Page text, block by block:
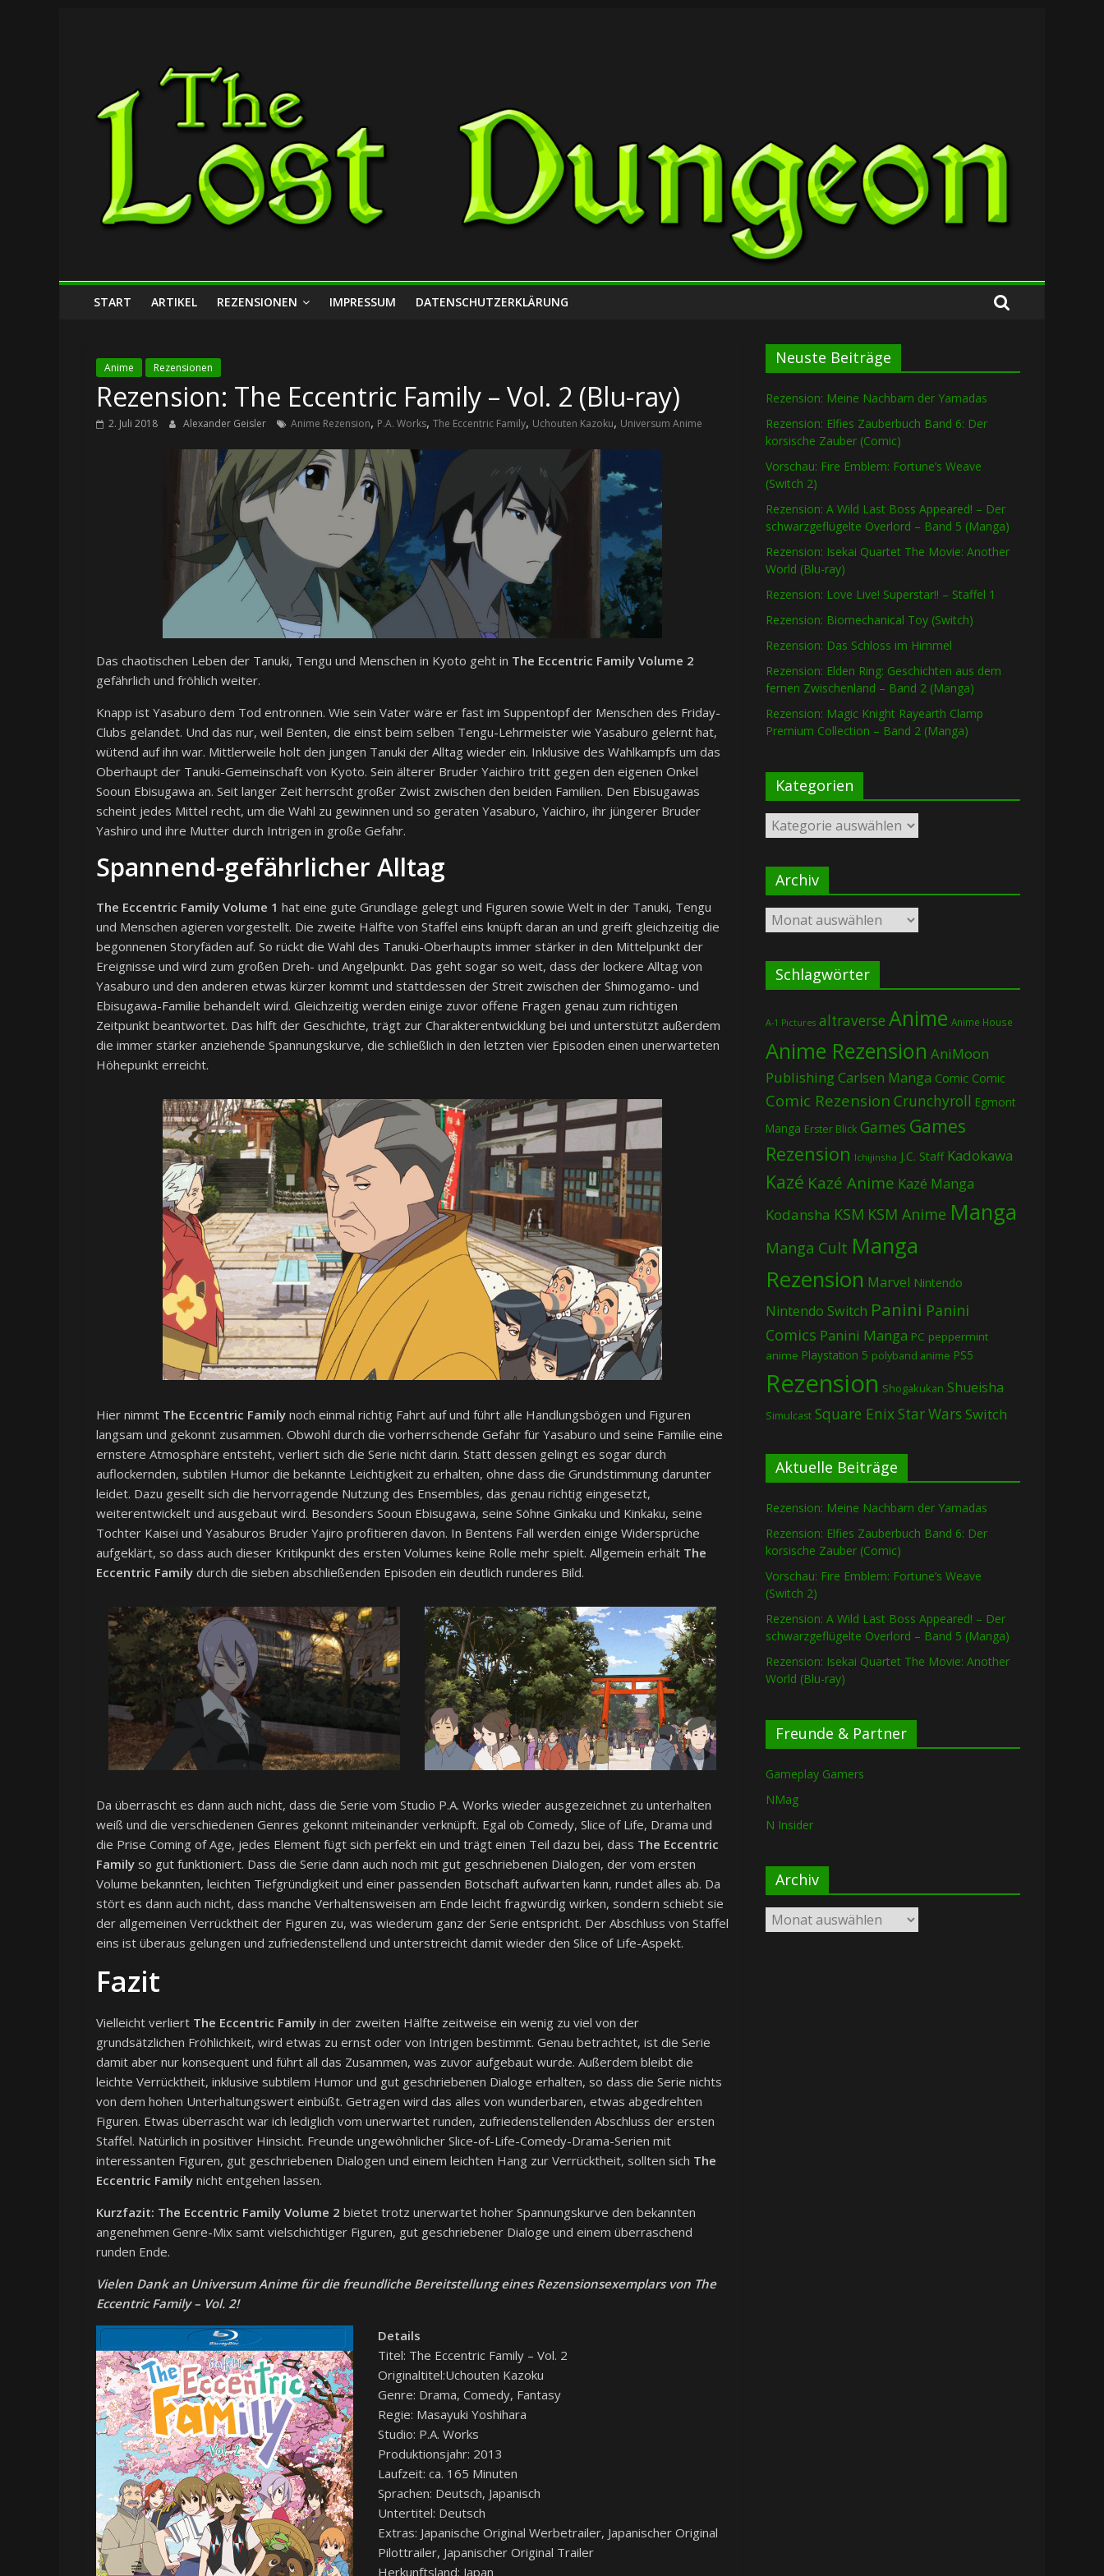
Lost
Dungeon
START ARTIKEL REZENSIONEN IMPRESSUM DATENSCHUTZERKLÄRUNG
Anime Rezensionen
Rezension: The Eccentric Family – Vol. 2 (Blu-ray)
2. Juli 2018 Alexander Geisler Anime Rezension, P.A. Works, The Eccentric Family, Uchouten Kazoku, Universum Anime
Das chaotischen Leben der Tanuki, Tengu und Menschen in Kyoto geht in The Eccentric Family Volume 2
gefährlich und fröhlich weiter.
Knapp ist Yasaburo dem Tod entronnen. Wie sein Vater wäre er fast im Suppentopf der Menschen des Friday-
Clubs gelandet. Und das nur, weil Benten, die einst beim selben Tengu-Lehrmeister wie Yasaburo gelernt hat,
wütend auf ihn war. Mittlerweile holt den jungen Tanuki der Alltag wieder ein. Inklusive des Wahlkampfs um das
Oberhaupt der Tanuki-Gemeinschaft von Kyoto. Sein älterer Bruder Yaichiro tritt gegen den eigenen Onkel
Sooun Ebisugawa an. Seit langer Zeit herrscht großer Zwist zwischen den beiden Familien. Den Ebisugawas
scheint jedes Mittel recht, um die Wahl zu gewinnen und so geraten Yasaburo, Yaichiro, ihr jüngerer Bruder
Yashiro und ihre Mutter durch Intrigen in große Gefahr.
Spannend-gefährlicher Alltag
The Eccentric Family Volume 1 hat eine gute Grundlage gelegt und Figuren sowie Welt in der Tanuki, Tengu
und Menschen agieren vorgestellt. Die zweite Hälfte von Staffel eins knüpft daran an und greift gleichzeitig die
begonnenen Storyfäden auf. So rückt die Wahl des Tanuki-Oberhaupts immer stärker in den Mittelpunkt der
Ereignisse und wird zum großen Dreh- und Angelpunkt. Das geht sogar so weit, dass der lockere Alltag von
Yasaburo und den anderen etwas kürzer kommt und stattdessen der Streit zwischen der Shimogamo- und
Ebisugawa-Familie behandelt wird. Gleichzeitig werden einige zuvor offene Fragen genau zum richtigen
Zeitpunkt beantwortet. Das hilft der Geschichte, trägt zur Charakterentwicklung bei und unterstützt außerdem
die immer stärker anziehende Spannungskurve, die schließlich in den letzten vier Episoden einen unerwarteten
Höhepunkt erreicht.
Hier nimmt The Eccentric Family noch einmal richtig Fahrt auf und führt alle Handlungsbögen und Figuren
langsam und gekonnt zusammen. Obwohl durch die vorherrschende Gefahr für Yasaburo und seine Familie eine
ernstere Atmosphäre entsteht, verliert sich die Serie nicht darin. Statt dessen gelingt es sogar durch
auflockernden, subtilen Humor die bekannte Leichtigkeit zu erhalten, ohne dass die Grundstimmung darunter
leidet. Dazu gesellt sich die hervorragende Nutzung des Ensembles, das genau richtig eingesetzt,
weiterentwickelt und ausgebaut wird. Besonders Sooun Ebisugawa, seine Söhne Ginkaku und Kinkaku, seine
Tochter Kaisei und Yasaburos Bruder Yajiro profitieren davon. In Bentens Fall werden einige Widersprüche
aufgeklärt, so dass auch dieser Kritikpunkt des ersten Volumes keine Rolle mehr spielt. Allgemein erhält The
Eccentric Family durch die sieben abschließenden Episoden ein deutlich runderes Bild.
Da überrascht es dann auch nicht, dass die Serie vom Studio P.A. Works wieder ausgezeichnet zu unterhalten
weiß und die verschiedenen Genres gekonnt miteinander verknüpft. Egal ob Comedy, Slice of Life, Drama und
die Prise Coming of Age, jedes Element fügt sich perfekt ein und trägt einen Teil dazu bei, dass The Eccentric
Family so gut funktioniert. Dass die Serie dann auch noch mit gut geschriebenen Dialogen, der vom ersten
Volume bekannten, leichten Tiefgründigkeit und einer passenden Botschaft aufwarten kann, rundet alles ab. Da
stört es dann auch nicht, dass manche Verhaltensweisen am Ende leicht fragwürdig wirken, sondern schiebt sie
der allgemeinen Verrücktheit der Figuren zu, was wiederum ganz der Serie entspricht. Der Abschluss von Staffel
eins ist überaus gelungen und zufriedenstellend und unterstreicht damit wieder den Slice of Life-Aspekt.
Fazit
Vielleicht verliert The Eccentric Family in der zweiten Hälfte zeitweise ein wenig zu viel von der
grundsätzlichen Fröhlichkeit, wird etwas zu ernst oder von Intrigen bestimmt. Genau betrachtet, ist die Serie
damit aber nur konsequent und führt all das Zusammen, was zuvor aufgebaut wurde. Außerdem bleibt die
leichte Verrücktheit, inklusive subtilem Humor und gut geschriebenen Dialoge erhalten, so dass die Serie nichts
von dem hohen Unterhaltungswert einbüßt. Getragen wird das alles von wunderbaren, etwas abgedrehten
Figuren. Etwas überrascht war ich lediglich vom unerwartet runden, zufriedenstellenden Abschluss der ersten
Staffel. Natürlich in positiver Hinsicht. Freunde ungewöhnlicher Slice-of-Life-Comedy-Drama-Serien mit
interessanten Figuren, gut geschriebenen Dialogen und einem leichten Hang zur Verrücktheit, sollten sich The
Eccentric Family nicht entgehen lassen.
Kurzfazit: The Eccentric Family Volume 2 bietet trotz unerwartet hoher Spannungskurve den bekannten
angenehmen Genre-Mix samt vielschichtiger Figuren, gut geschriebener Dialoge und einem überraschend
runden Ende.
Vielen Dank an Universum Anime für die freundliche Bereitstellung eines Rezensionsexemplars von The
Eccentric Family – Vol. 2!
Details
Titel: The Eccentric Family – Vol. 2
Originaltitel:Uchouten Kazoku
Genre: Drama, Comedy, Fantasy
Regie: Masayuki Yoshihara
Studio: P.A. Works
Produktionsjahr: 2013
Laufzeit: ca. 165 Minuten
Sprachen: Deutsch, Japanisch
Untertitel: Deutsch
Extras: Japanische Original Werbetrailer, Japanischer Original
Pilottrailer, Japanischer Original Trailer
Herkunftsland: Japan
Neuste Beiträge
Rezension: Meine Nachbarn der Yamadas
Rezension: Elfies Zauberbuch Band 6: Der
korsische Zauber (Comic)
Vorschau: Fire Emblem: Fortune’s Weave
(Switch 2)
Rezension: A Wild Last Boss Appeared! – Der
schwarzgeflügelte Overlord – Band 5 (Manga)
Rezension: Isekai Quartet The Movie: Another
World (Blu-ray)
Rezension: Love Live! Superstar!! – Staffel 1
Rezension: Biomechanical Toy (Switch)
Rezension: Das Schloss im Himmel
Rezension: Elden Ring: Geschichten aus dem
fernen Zwischenland – Band 2 (Manga)
Rezension: Magic Knight Rayearth Clamp
Premium Collection – Band 2 (Manga)
Kategorien
Kategorien
Archiv
Archiv
Schlagwörter
A-1 Pictures altraverse Anime Anime House
Anime Rezension AniMoon
PublishingCarlsen Manga Comic Comic
Comic Rezension Crunchyroll Egmont
Manga Erster Blick Games Games
Rezension Ichijinsha J.C. Staff Kadokawa
Kazé Kazé Anime Kazé Manga
Kodansha KSM KSM Anime Manga
Manga Cult Manga
Rezension Marvel Nintendo
Nintendo Switch Panini Panini
Comics Panini Manga PC peppermint
anime Playstation 5 polyband anime PS5
Rezension Shogakukan Shueisha
Simulcast Square EnixStar Wars Switch
Aktuelle Beiträge
Rezension: Meine Nachbarn der Yamadas
Rezension: Elfies Zauberbuch Band 6: Der
korsische Zauber (Comic)
Vorschau: Fire Emblem: Fortune’s Weave
(Switch 2)
Rezension: A Wild Last Boss Appeared! – Der
schwarzgeflügelte Overlord – Band 5 (Manga)
Rezension: Isekai Quartet The Movie: Another
World (Blu-ray)
Freunde & Partner
Gameplay Gamers
NMag
N Insider
Archiv
Archiv